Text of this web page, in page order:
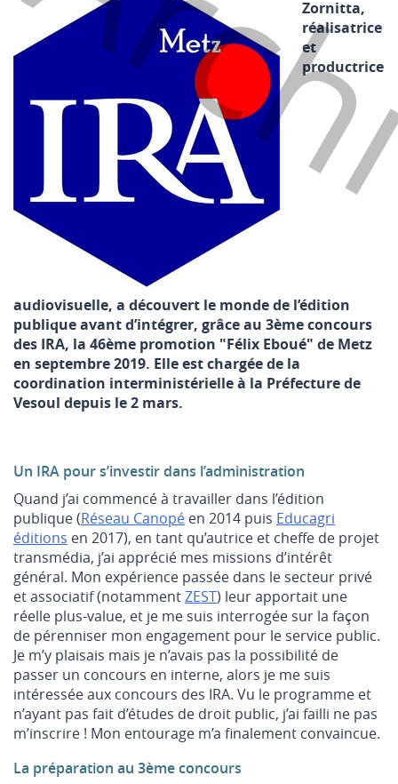
Zornitta,
réalisatrice
et
productrice
audiovisuelle, a découvert le monde de l’édition
publique avant d’intégrer, grâce au 3ème concours
des IRA, la 46ème promotion "Félix Eboué" de Metz
en septembre 2019. Elle est chargée de la
coordination interministérielle à la Préfecture de
Vesoul depuis le 2 mars.
Un IRA pour s’investir dans l’administration
Quand j’ai commencé à travailler dans l’édition
publique (Réseau Canopé en 2014 puis Educagri
éditions en 2017), en tant qu’autrice et cheffe de projet
transmédia, j’ai apprécié mes missions d’intérêt
général. Mon expérience passée dans le secteur privé
et associatif (notammentZEST) leur apportait une
réelle plus-value, et je me suis interrogée sur la façon
de pérenniser mon engagement pour le service public.
Je m’y plaisais mais je n’avais pas la possibilité de
passer un concours en interne, alors je me suis
intéressée aux concours des IRA. Vu le programme et
n’ayant pas fait d’études de droit public, j’ai failli ne pas
m’inscrire ! Mon entourage m’a finalement convaincue.
La préparation au 3ème concours